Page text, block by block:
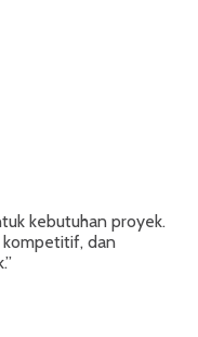
kebutuhan proyek.
kompetitif, dan